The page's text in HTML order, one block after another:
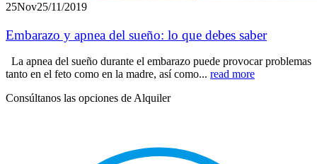
25Nov25/11/2019
Embarazo y apnea del sueño: lo que debes saber
La apnea del sueño durante el embarazo puede provocar problemas
tanto en el feto como en la madre, así como... read more
Consúltanos las opciones de Alquiler